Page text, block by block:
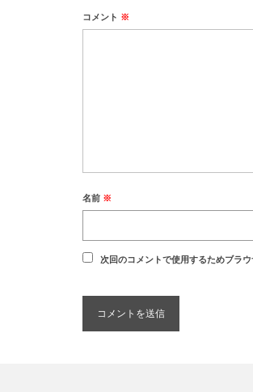
コメント ※
名前 ※
次回のコメントで使用するためブラ